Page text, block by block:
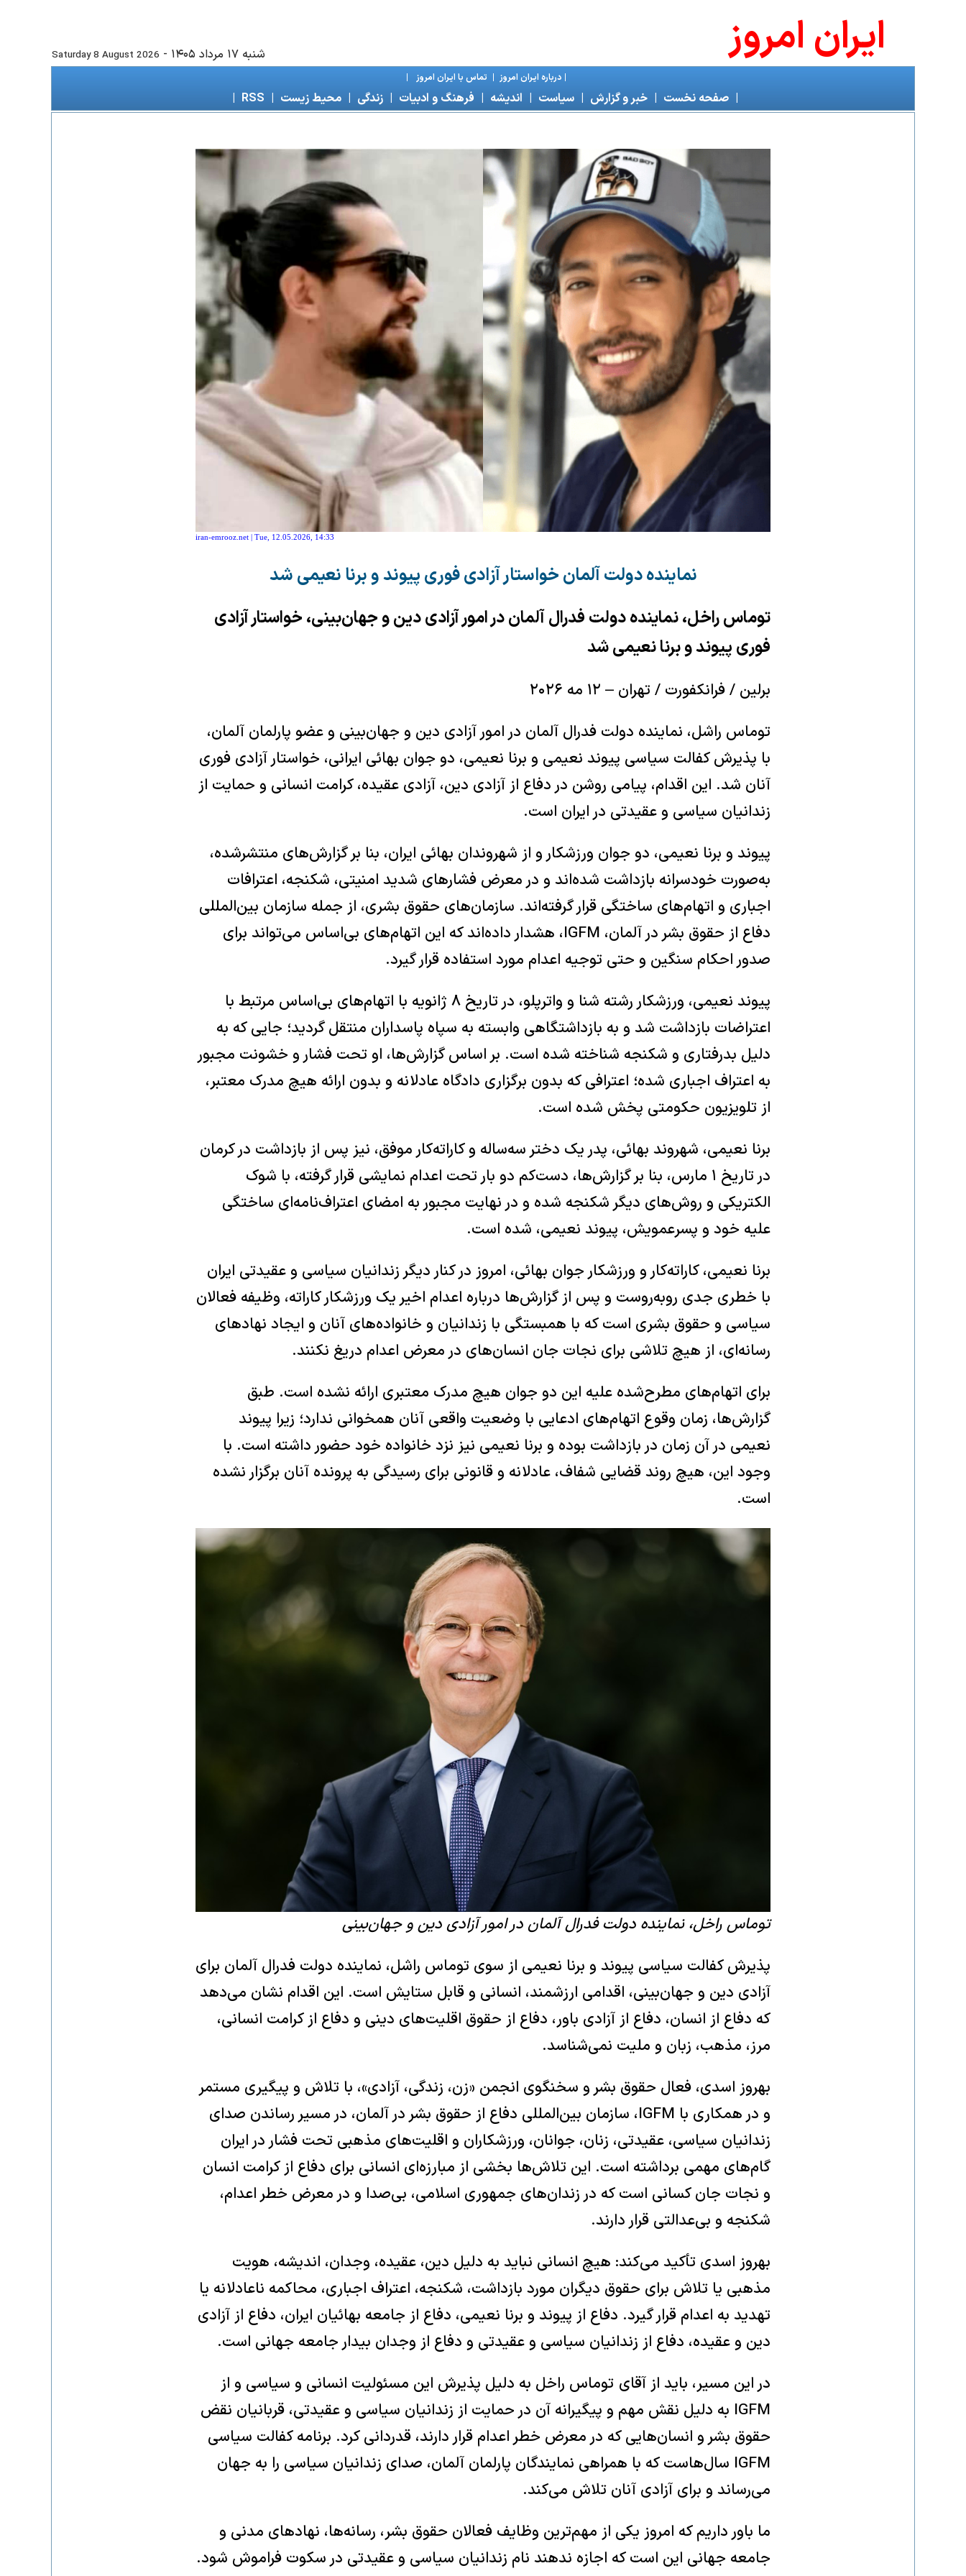
شنبه ۱۷ مرداد ۱۴۰۵ -
Saturday 8 August 2026 ايران امروز
|درباره ايران امروز | تماس با ايران امروز |
|صفحه نخست |خبر و گزارش |سياست | انديشه | فرهنگ و ادبيات |زندگی |محیط زیست |
RSS
|
iran-emrooz.net | Tue, 12.05.2026, 14:33
نماینده دولت آلمان خواستار آزادی فوری پیوند و برنا نعیمی شد
توماس راخل، نماینده دولت فدرال آلمان در امور آزادی دین و جهان‌بینی، خواستار آزادی
فوری پیوند و برنا نعیمی شد
برلین / فرانکفورت / تهران – ۱۲ مه ۲۰۲۶
توماس راشل، نماینده دولت فدرال آلمان در امور آزادی دین و جهان‌بینی و عضو پارلمان آلمان،
با پذیرش کفالت سیاسی پیوند نعیمی و برنا نعیمی، دو جوان بهائی ایرانی، خواستار آزادی فوری
آنان شد. این اقدام، پیامی روشن در دفاع از آزادی دین، آزادی عقیده، کرامت انسانی و حمایت از
زندانیان سیاسی و عقیدتی در ایران است.
پیوند و برنا نعیمی، دو جوان ورزشکار و از شهروندان بهائی ایران، بنا بر گزارش‌های منتشرشده،
به‌صورت خودسرانه بازداشت شده‌اند و در معرض فشارهای شدید امنیتی، شکنجه، اعترافات
اجباری و اتهام‌های ساختگی قرار گرفته‌اند. سازمان‌های حقوق بشری، از جمله سازمان بین‌المللی
دفاع از حقوق بشر در آلمان، IGFM، هشدار داده‌اند که این اتهام‌های بی‌اساس می‌تواند برای
صدور احکام سنگین و حتی توجیه اعدام مورد استفاده قرار گیرد.
پیوند نعیمی، ورزشکار رشته شنا و واترپلو، در تاریخ ۸ ژانویه با اتهام‌های بی‌اساس مرتبط با
اعتراضات بازداشت شد و به بازداشتگاهی وابسته به سپاه پاسداران منتقل گردید؛ جایی که به
دلیل بدرفتاری و شکنجه شناخته شده است. بر اساس گزارش‌ها، او تحت فشار و خشونت مجبور
به اعتراف اجباری شده؛ اعترافی که بدون برگزاری دادگاه عادلانه و بدون ارائه هیچ مدرک معتبر،
از تلویزیون حکومتی پخش شده است.
برنا نعیمی، شهروند بهائی، پدر یک دختر سه‌ساله و کاراته‌کار موفق، نیز پس از بازداشت در کرمان
در تاریخ ۱ مارس، بنا بر گزارش‌ها، دست‌کم دو بار تحت اعدام نمایشی قرار گرفته، با شوک
الکتریکی و روش‌های دیگر شکنجه شده و در نهایت مجبور به امضای اعتراف‌نامه‌ای ساختگی
علیه خود و پسرعمویش، پیوند نعیمی، شده است.
برنا نعیمی، کاراته‌کار و ورزشکار جوان بهائی، امروز در کنار دیگر زندانیان سیاسی و عقیدتی ایران
با خطری جدی روبه‌روست و پس از گزارش‌ها درباره اعدام اخیر یک ورزشکار کاراته، وظیفه فعالان
سیاسی و حقوق بشری است که با همبستگی با زندانیان و خانواده‌های آنان و ایجاد نهادهای
رسانه‌ای، از هیچ تلاشی برای نجات جان انسان‌های در معرض اعدام دریغ نکنند.
برای اتهام‌های مطرح‌شده علیه این دو جوان هیچ مدرک معتبری ارائه نشده است. طبق
گزارش‌ها، زمان وقوع اتهام‌های ادعایی با وضعیت واقعی آنان همخوانی ندارد؛ زیرا پیوند
نعیمی در آن زمان در بازداشت بوده و برنا نعیمی نیز نزد خانواده خود حضور داشته است. با
وجود این، هیچ روند قضایی شفاف، عادلانه و قانونی برای رسیدگی به پرونده آنان برگزار نشده
است.
توماس راخل، نماینده دولت فدرال آلمان در امور آزادی دین و جهان‌بینی
پذیرش کفالت سیاسی پیوند و برنا نعیمی از سوی توماس راشل، نماینده دولت فدرال آلمان برای
آزادی دین و جهان‌بینی، اقدامی ارزشمند، انسانی و قابل ستایش است. این اقدام نشان می‌دهد
که دفاع از انسان، دفاع از آزادی باور، دفاع از حقوق اقلیت‌های دینی و دفاع از کرامت انسانی،
مرز، مذهب، زبان و ملیت نمی‌شناسد.
بهروز اسدی، فعال حقوق بشر و سخنگوی انجمن «زن، زندگی، آزادی»، با تلاش و پیگیری مستمر
و در همکاری با IGFM، سازمان بین‌المللی دفاع از حقوق بشر در آلمان، در مسیر رساندن صدای
زندانیان سیاسی، عقیدتی، زنان، جوانان، ورزشکاران و اقلیت‌های مذهبی تحت فشار در ایران
گام‌های مهمی برداشته است. این تلاش‌ها بخشی از مبارزه‌ای انسانی برای دفاع از کرامت انسان
و نجات جان کسانی است که در زندان‌های جمهوری اسلامی، بی‌صدا و در معرض خطر اعدام،
شکنجه و بی‌عدالتی قرار دارند.
بهروز اسدی تأکید می‌کند: هیچ انسانی نباید به دلیل دین، عقیده، وجدان، اندیشه، هویت
مذهبی یا تلاش برای حقوق دیگران مورد بازداشت، شکنجه، اعتراف اجباری، محاکمه ناعادلانه یا
تهدید به اعدام قرار گیرد. دفاع از پیوند و برنا نعیمی، دفاع از جامعه بهائیان ایران، دفاع از آزادی
دین و عقیده، دفاع از زندانیان سیاسی و عقیدتی و دفاع از وجدان بیدار جامعه جهانی است.
در این مسیر، باید از آقای توماس راخل به دلیل پذیرش این مسئولیت انسانی و سیاسی و از
IGFM به دلیل نقش مهم و پیگیرانه آن در حمایت از زندانیان سیاسی و عقیدتی، قربانیان نقض
حقوق بشر و انسان‌هایی که در معرض خطر اعدام قرار دارند، قدردانی کرد. برنامه کفالت سیاسی
IGFM سال‌هاست که با همراهی نمایندگان پارلمان آلمان، صدای زندانیان سیاسی را به جهان
می‌رساند و برای آزادی آنان تلاش می‌کند.
ما باور داریم که امروز یکی از مهم‌ترین وظایف فعالان حقوق بشر، رسانه‌ها، نهادهای مدنی و
جامعه جهانی این است که اجازه ندهند نام زندانیان سیاسی و عقیدتی در سکوت فراموش شود.